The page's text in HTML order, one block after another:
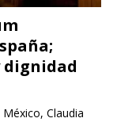
dignidad
Claudia